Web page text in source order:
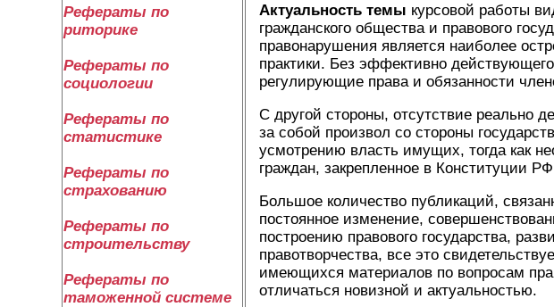
Рефераты по
риторике
Рефераты по
социологии
Рефераты по
статистике
Рефераты по
страхованию
Рефераты по
строительству
Рефераты по
таможенной системе
Актуальность темы курсовой работы
гражданского общества и правового
правонарушения является наиболее
практики. Без эффективно
регулирующие права и обязанности
С другой стороны, отсутствие реально
за собой произвол со стороны
усмотрению власть имущих, тогда как
граждан, закрепленное в Конституции
Большое количество публикаций,
постоянное изменение,
построению правового государства,
правотворчества, все это
имеющихся материалов по вопросам
отличаться новизной и актуальностью.